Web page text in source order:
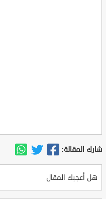
شارك المقالة:
هل أعجبك المقال